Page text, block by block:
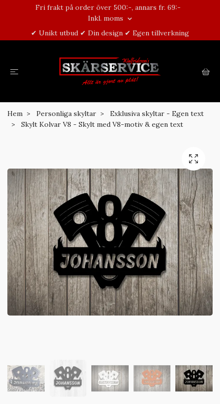
Fri frakt på order över 500:-, annars fr. 69:-
Inkl. moms
✔ Unikt utbud ✔ Din design ✔ Egen tillverkning
Hem Personliga skyltar
Exklusiva skyltar - Egen text
Skylt Kolvar V8 - Skylt med V8-motiv & egen text